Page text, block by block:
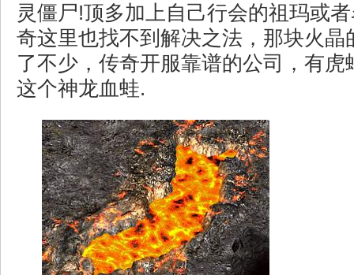
灵僵尸!顶多加上自己行会的祖玛或
奇这里也找不到解决之法，那块火晶
了不少，传奇开服靠谱的公司，有虎
这个神龙血蛙.